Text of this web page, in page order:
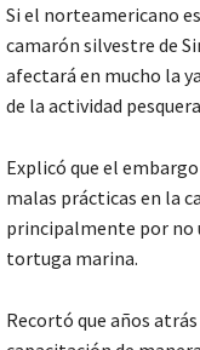
Si el norteamericano
camarón silvestre de
afectará en mucho la
de la actividad
Explicó que el
malas prácticas en la
principalmente por no
tortuga marina.
Recortó que años